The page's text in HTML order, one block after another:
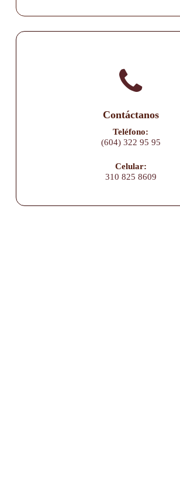
Contáctanos
Teléfono:
(604) 322 95 95
Celular:
310 825 8609